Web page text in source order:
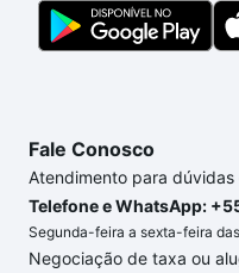
Fale Conosco
Atendimento para dúvidas
Telefone e WhatsApp:
Segunda-feira a sexta-feira
Negociação de taxa ou